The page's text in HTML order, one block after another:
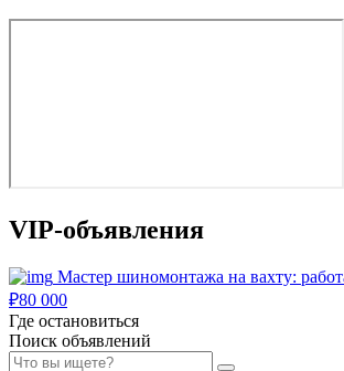
VIP-объявления
Мастер шиномонтажа на вахту:
₽80 000
Где остановиться
Поиск объявлений